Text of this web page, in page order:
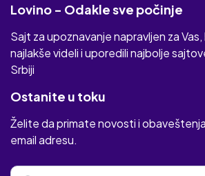
Lovino - Odakle sve počinje
Sajt za upoznavanje napravljen za
najlakše videli i uporedili najbolje
Srbiji
Ostanite u toku
Želite da primate novosti i
email adresu.